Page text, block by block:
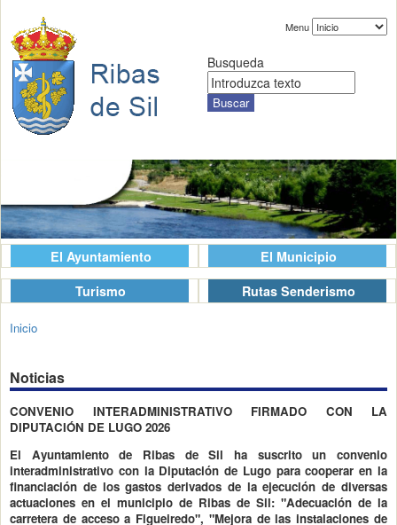
Menu
Busqueda
El Ayuntamiento
El Municipio
Turismo
Rutas Senderismo
Inicio
Noticias
CONVENIO INTERADMINISTRATIVO FIRMADO CON LA
DIPUTACIÓN DE LUGO 2026
El Ayuntamiento de Ribas de Sil ha suscrito un convenio
interadministrativo con la Diputación de Lugo para cooperar en la
financiación de los gastos derivados de la ejecución de diversas
actuaciones en el municipio de Ribas de Sil: "Adecuación de la
carretera de acceso a Figueiredo", "Mejora de las instalaciones de